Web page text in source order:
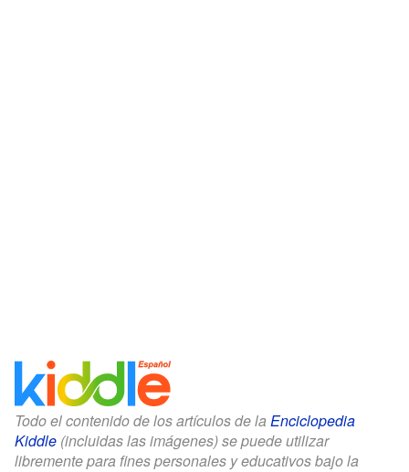
Todo el contenido de los artículos de la Enciclopedia
Kiddle (incluidas las imágenes) se puede utilizar
libremente para fines personales y educativos bajo la